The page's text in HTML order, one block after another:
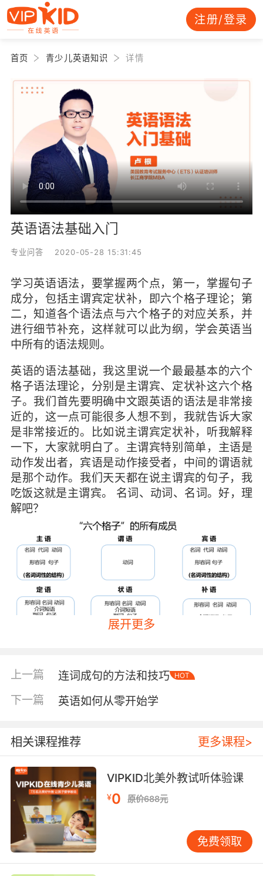
注册/登录
首页 青少儿英语知识 详情
英语语法基础入门
专业问答 2020-05-28 15:31:45
学习英语语法，要掌握两个点，第一，掌握句子
成分，包括主谓宾定状补，即六个格子理论；第
二，知道各个语法点与六个格子的对应关系，并
进行细节补充，这样就可以此为纲，学会英语当
中所有的语法规则。
英语的语法基础，我这里说一个最最基本的六个
格子语法理论，分别是主谓宾、定状补这六个格
子。我们首先要明确中文跟英语的语法是非常接
近的，这一点可能很多人想不到，我就告诉大家
是非常接近的。比如说主谓宾定状补，听我解释
一下，大家就明白了。主谓宾特别简单，主语是
动作发出者，宾语是动作接受者，中间的谓语就
是那个动作。我们天天都在说主谓宾的句子，我
吃饭这就是主谓宾。 名词、动词、名词。好，理
解吧？
接下来看一下定状补，定状放在一起说，它们都
是修饰性的。定语修饰的是名词，状语表状态修
饰的是名词之外的，好比说修饰形容词、修饰副
我们看一下定语。举个例子，中文的定语都是的
字，我们说定就是限定，好比说木头的桌子，这
个时候用木头的来限定这个桌子，相当于把范围
缩小了。桌子有很多，木头的桌子只是其中的一
类，这个时候我们就叫定住了，我可以再继续加
定语，比如说红色的木头桌子，这个时候再加上
红色继续限定继续范围缩小，这个叫定语。
展开更多
上一篇 连词成句的方法和技巧 HOT
下一篇 英语如何从零开始学
相关课程推荐 更多课程>
VIPKID北美外教试听体验课
¥0 原价688元
免费领取